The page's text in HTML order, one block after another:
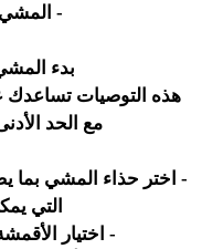
- المشي
بدء
هذه التوصيات تساعدك
مع الحد
- اختر حذاء المشي بما
التي
- اختيار